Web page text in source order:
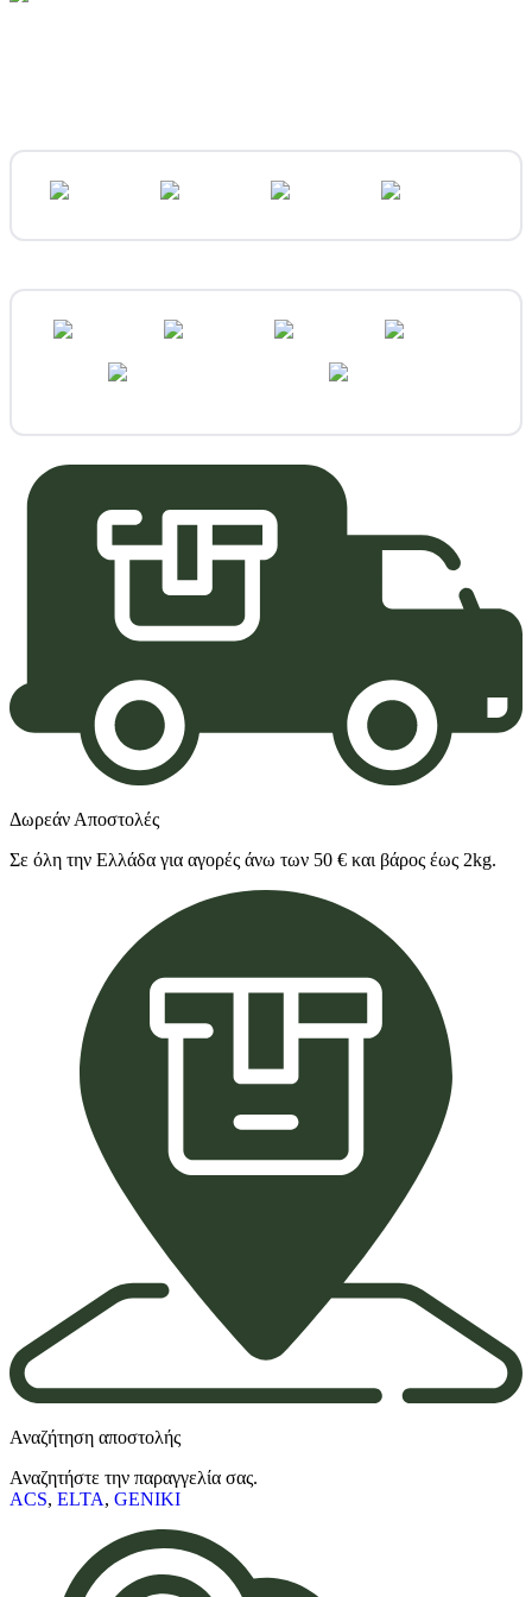
Δωρεάν Αποστολές
Σε όλη την Ελλάδα για αγορές άνω των 50 € και βάρος έως 2kg.
Αναζήτηση αποστολής
Αναζητήστε την παραγγελία σας.
ACS, ELTA, GENIKI